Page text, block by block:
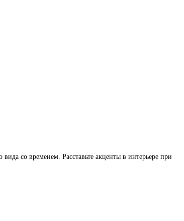
со временем. Расставьте акценты в интерьере при